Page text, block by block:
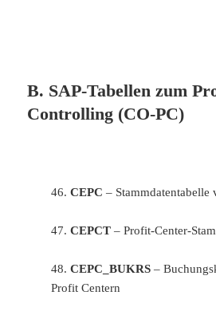
B. SAP-Tabellen zum
Controlling (CO-PC)
46.CEPC – Stammdatentabelle
47.CEPCT – Profit-Center-
48.CEPC_BUKRS –
Profit Centern